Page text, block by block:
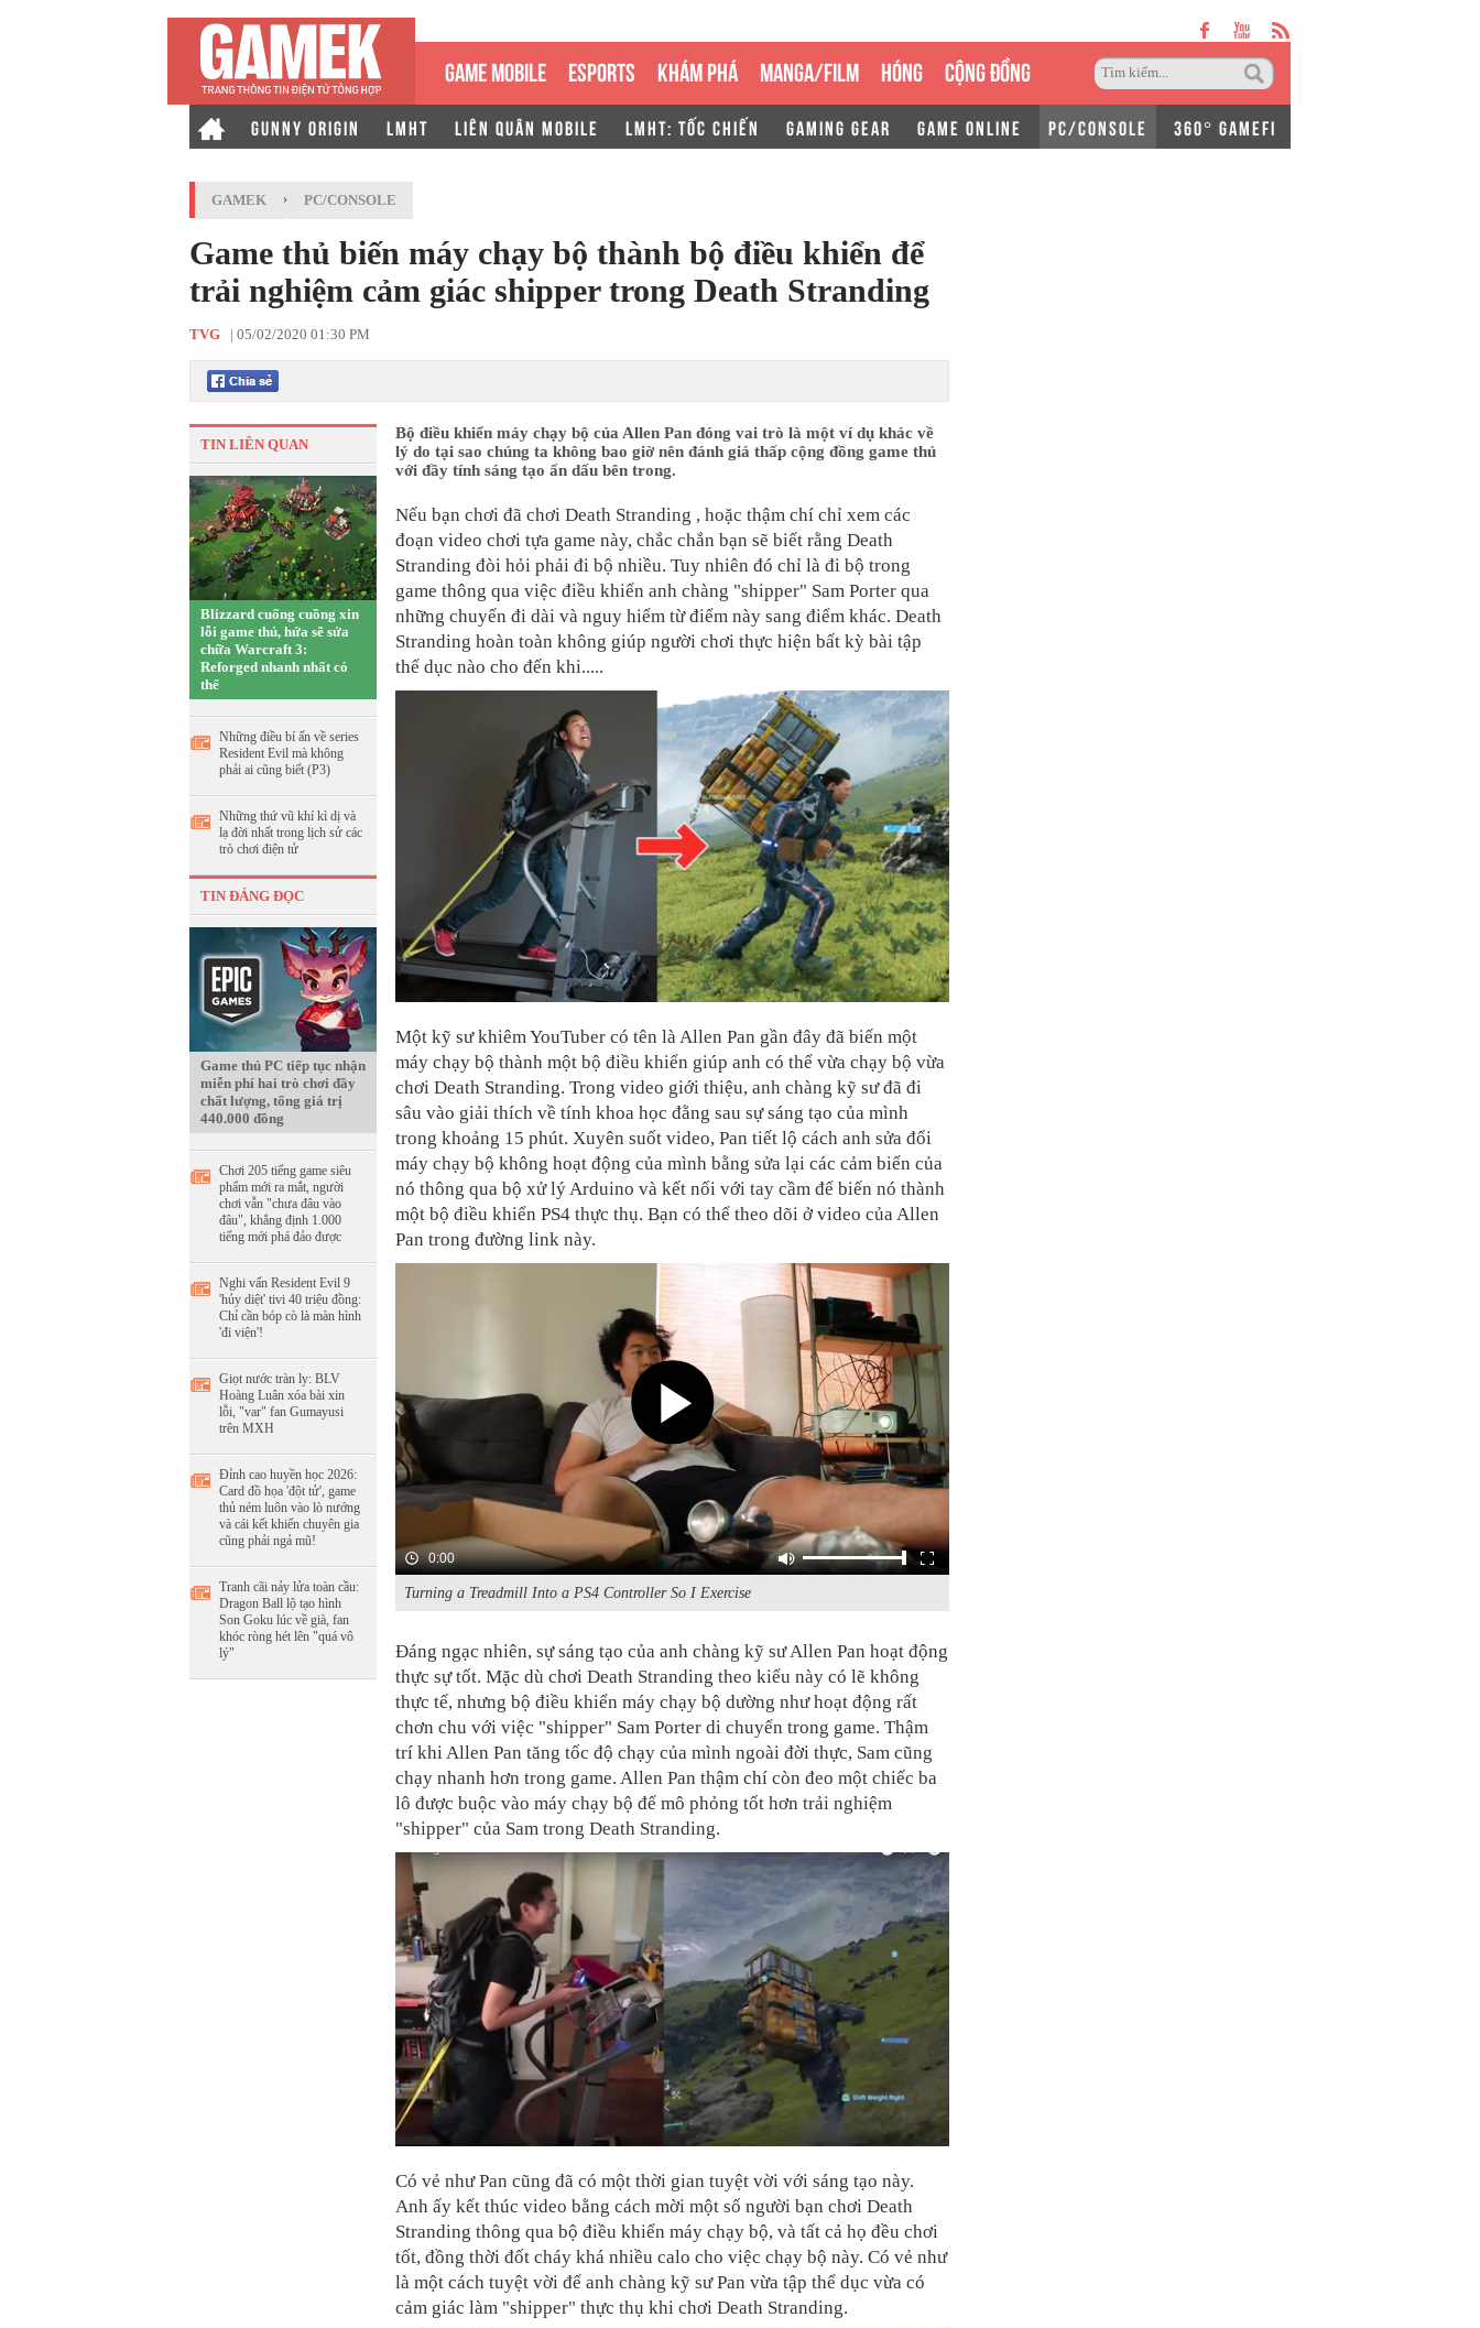
GAME MOBILE ESPORTS KHÁM PHÁ MANGA/FILM HÓNG CỘNG ĐỒNG
GUNNY ORIGIN LMHT LIÊN QUÂN MOBILE LMHT: TỐC CHIẾN GAMING GEAR GAME ONLINE PC/CONSOLE 360° GAMEFI
GAMEK › PC/CONSOLE
Game thủ biến máy chạy bộ thành bộ điều khiển để
trải nghiệm cảm giác shipper trong Death Stranding
TVG | 05/02/2020 01:30 PM
TIN LIÊN QUAN
Blizzard cuống cuồng xin
lỗi game thủ, hứa sẽ sửa
chữa Warcraft 3:
Reforged nhanh nhất có
thể
Những điều bí ấn về series
Resident Evil mà không
phải ai cũng biết (P3)
Những thứ vũ khí kì dị và
lạ đời nhất trong lịch sử các
trò chơi điện tử
TIN ĐÁNG ĐỌC
Game thủ PC tiếp tục nhận
miễn phí hai trò chơi đầy
chất lượng, tổng giá trị
440.000 đồng
Chơi 205 tiếng game siêu
phẩm mới ra mắt, người
chơi vẫn "chưa đâu vào
đâu", khẳng định 1.000
tiếng mới phá đảo được
Nghi vấn Resident Evil 9
'hủy diệt' tivi 40 triệu đồng:
Chỉ cần bóp cò là màn hình
'đi viện'!
Giọt nước tràn ly: BLV
Hoàng Luân xóa bài xin
lỗi, "var" fan Gumayusi
trên MXH
Đỉnh cao huyền học 2026:
Card đồ họa 'đột tử', game
thủ ném luôn vào lò nướng
và cái kết khiến chuyên gia
cũng phải ngả mũ!
Tranh cãi nảy lửa toàn cầu:
Dragon Ball lộ tạo hình
Son Goku lúc về già, fan
khóc ròng hét lên "quá vô
lý"
Bộ điều khiển máy chạy bộ của Allen Pan đóng vai trò là một ví dụ khác về
lý do tại sao chúng ta không bao giờ nên đánh giá thấp cộng đồng game thủ
với đầy tính sáng tạo ấn dấu bên trong.
Nếu bạn chơi đã chơi Death Stranding , hoặc thậm chí chỉ xem các
đoạn video chơi tựa game này, chắc chắn bạn sẽ biết rằng Death
Stranding đòi hỏi phải đi bộ nhiều. Tuy nhiên đó chỉ là đi bộ trong
game thông qua việc điều khiển anh chàng "shipper" Sam Porter qua
những chuyến đi dài và nguy hiểm từ điểm này sang điểm khác. Death
Stranding hoàn toàn không giúp người chơi thực hiện bất kỳ bài tập
thể dục nào cho đến khi.....
Một kỹ sư khiêm YouTuber có tên là Allen Pan gần đây đã biến một
máy chạy bộ thành một bộ điều khiển giúp anh có thể vừa chạy bộ vừa
chơi Death Stranding. Trong video giới thiệu, anh chàng kỹ sư đã đi
sâu vào giải thích về tính khoa học đằng sau sự sáng tạo của mình
trong khoảng 15 phút. Xuyên suốt video, Pan tiết lộ cách anh sửa đổi
máy chạy bộ không hoạt động của mình bằng sửa lại các cảm biến của
nó thông qua bộ xử lý Arduino và kết nối với tay cầm để biến nó thành
một bộ điều khiển PS4 thực thụ. Bạn có thể theo dõi ở video của Allen
Pan trong đường link này.
0:00
Turning a Treadmill Into a PS4 Controller So I Exercise
Đáng ngạc nhiên, sự sáng tạo của anh chàng kỹ sư Allen Pan hoạt động
thực sự tốt. Mặc dù chơi Death Stranding theo kiểu này có lẽ không
thực tế, nhưng bộ điều khiển máy chạy bộ dường như hoạt động rất
chơn chu với việc "shipper" Sam Porter di chuyển trong game. Thậm
trí khi Allen Pan tăng tốc độ chạy của mình ngoài đời thực, Sam cũng
chạy nhanh hơn trong game. Allen Pan thậm chí còn đeo một chiếc ba
lô được buộc vào máy chạy bộ để mô phỏng tốt hơn trải nghiệm
"shipper" của Sam trong Death Stranding.
Có vẻ như Pan cũng đã có một thời gian tuyệt vời với sáng tạo này.
Anh ấy kết thúc video bằng cách mời một số người bạn chơi Death
Stranding thông qua bộ điều khiển máy chạy bộ, và tất cả họ đều chơi
tốt, đồng thời đốt cháy khá nhiều calo cho việc chạy bộ này. Có vẻ như
là một cách tuyệt vời để anh chàng kỹ sư Pan vừa tập thể dục vừa có
cảm giác làm "shipper" thực thụ khi chơi Death Stranding.